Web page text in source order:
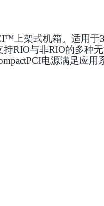
上架式机箱。适用于
持RIO与非RIO的多种
电源满足应用